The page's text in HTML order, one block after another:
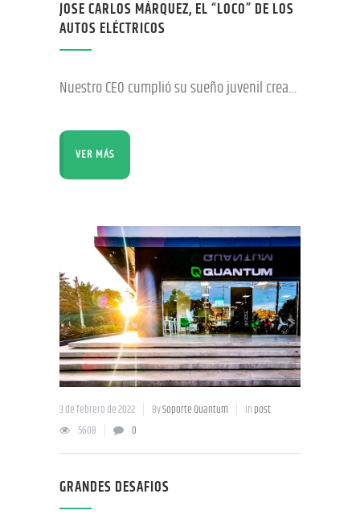
JOSE CARLOS MÁRQUEZ, EL “LOCO” DE LOS
AUTOS ELÉCTRICOS
Nuestro CEO cumplió su sueño juvenil creando Quantum. La marca cochabambina logro expandirse a Perú, Paraguay, México y El Salvador. No se lo dijeron con esas palabras, pero algunos
VER MÁS
3 de febrero de 2022 BySoporte Quantum In post
5608
0
GRANDES DESAFIOS